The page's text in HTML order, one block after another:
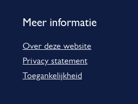
Meer informatie
Over deze website
Privacy statement
Toegankelijkheid